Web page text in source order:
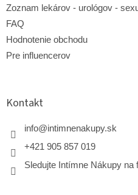
Zoznam lekárov - urológov -
FAQ
Hodnotenie obchodu
Pre influencerov
Kontakt
info@intimnenakupy.sk
+421 905 857 019
Sledujte Intímne Nákupy na